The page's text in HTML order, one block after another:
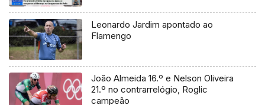
Leonardo Jardim apontado ao
Flamengo
João Almeida 16.º e Nelson Oliveira
21.º no contrarrelógio, Roglic
campeão